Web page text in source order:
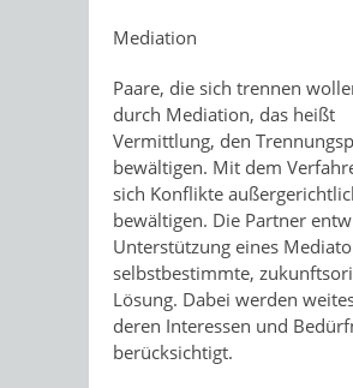
Mediation
Paare, die sich trennen
durch Mediation, das heißt
Vermittlung, den
bewältigen. Mit dem
sich Konflikte
bewältigen. Die Partner
Unterstützung eines
selbstbestimmte,
Lösung. Dabei werden
deren Interessen und
berücksichtigt.